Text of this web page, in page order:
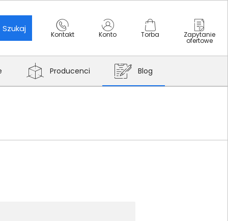
Szukaj
Kontakt Konto Torba Zapytanie
ofertowe
Producenci Blog